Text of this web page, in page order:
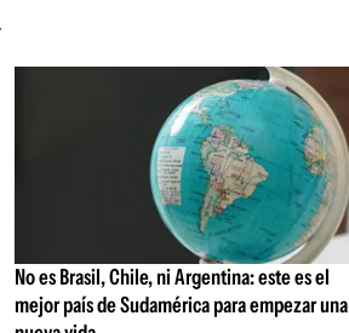
No es Brasil, Chile, ni Argentina: este es el
mejor país de Sudamérica para empezar una